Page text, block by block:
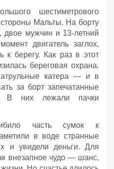
шестиметрового
Мальты. На борту
двое мужчин и 13‑летний
двигатель заглох,
к берегу. Как раз в этот
береговая охрана.
катера — и в
за борт запечатанные
В них лежали пачки
часть сумок к
в воде странные
и увидели деньги. Для
внезапное чудо — шанс,